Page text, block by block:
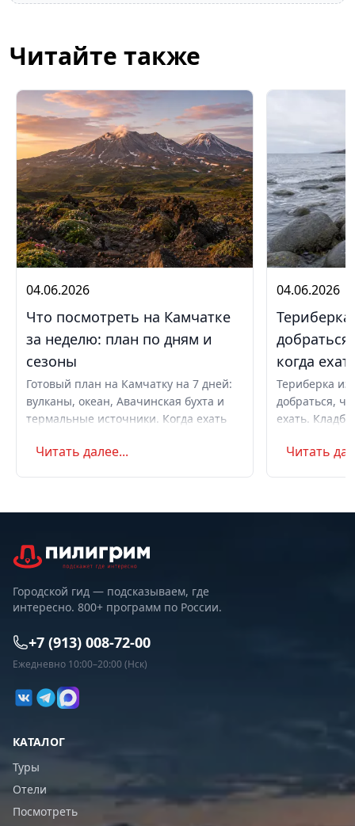
Читайте также
04.06.2026
Что посмотреть на Камчатке
за неделю: план по дням и
сезоны
Готовый план на Камчатку на 7 дней:
вулканы, океан, Авачинская бухта и
термальные источники. Когда ехать
самостоятельно или с туром.
Читать далее...
04.06.2026
когда
Териберка
добраться,
ехать.
Маршрут на
Читать
Городской гид — подсказываем, где
интересно. 800+ программ по России.
+7 (913) 008-72-00
Ежедневно 10:00–20:00 (Нск)
КАТАЛОГ
Туры
Отели
Посмотреть